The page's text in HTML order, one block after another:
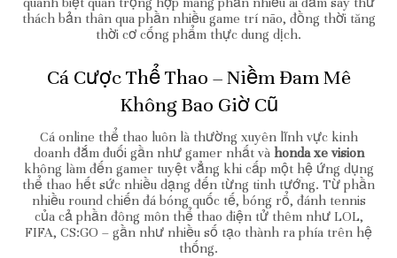
thách bản thân qua phần nhiều game trí não, đồng thời tăng
thời cơ cống phẩm thực dung dịch.
Cá Cược Thể Thao – Niềm Đam Mê
Không Bao Giờ Cũ
Cá online thể thao luôn là thường xuyên lĩnh vực kinh
doanh đắm đuối gần như gamer nhất và honda xe vision
không làm đến gamer tuyệt vẳng khi cấp một hệ ứng dụng
thể thao hết sức nhiều dạng đến từng tinh tướng. Từ phần
nhiều round chiến đá bóng quốc tế, bóng rổ, đánh tennis
của cả phần đông môn thể thao điện tử thêm như LOL,
FIFA, CS:GO – gần như nhiều số tạo thành ra phía trên hệ
thống.